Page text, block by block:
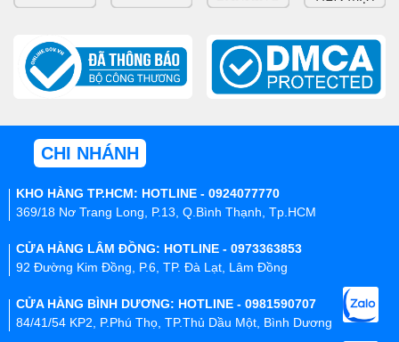
CHI NHÁNH
KHO HÀNG TP.HCM: HOTLINE - 0924077770
369/18 Nơ Trang Long, P.13, Q.Bình Thạnh, Tp.HCM
CỬA HÀNG LÂM ĐỒNG: HOTLINE - 0973363853
92 Đường Kim Đồng, P.6, TP. Đà Lạt, Lâm Đồng
CỬA HÀNG BÌNH DƯƠNG: HOTLINE - 0981590707
84/41/54 KP2, P.Phú Thọ, TP.Thủ Dầu Một, Bình Dương